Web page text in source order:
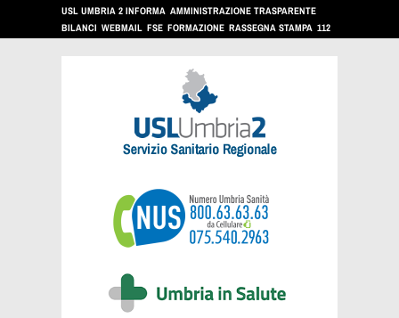
USL UMBRIA 2 INFORMA AMMINISTRAZIONE TRASPARENTE
BILANCI WEBMAIL FSE FORMAZIONE RASSEGNA STAMPA 112